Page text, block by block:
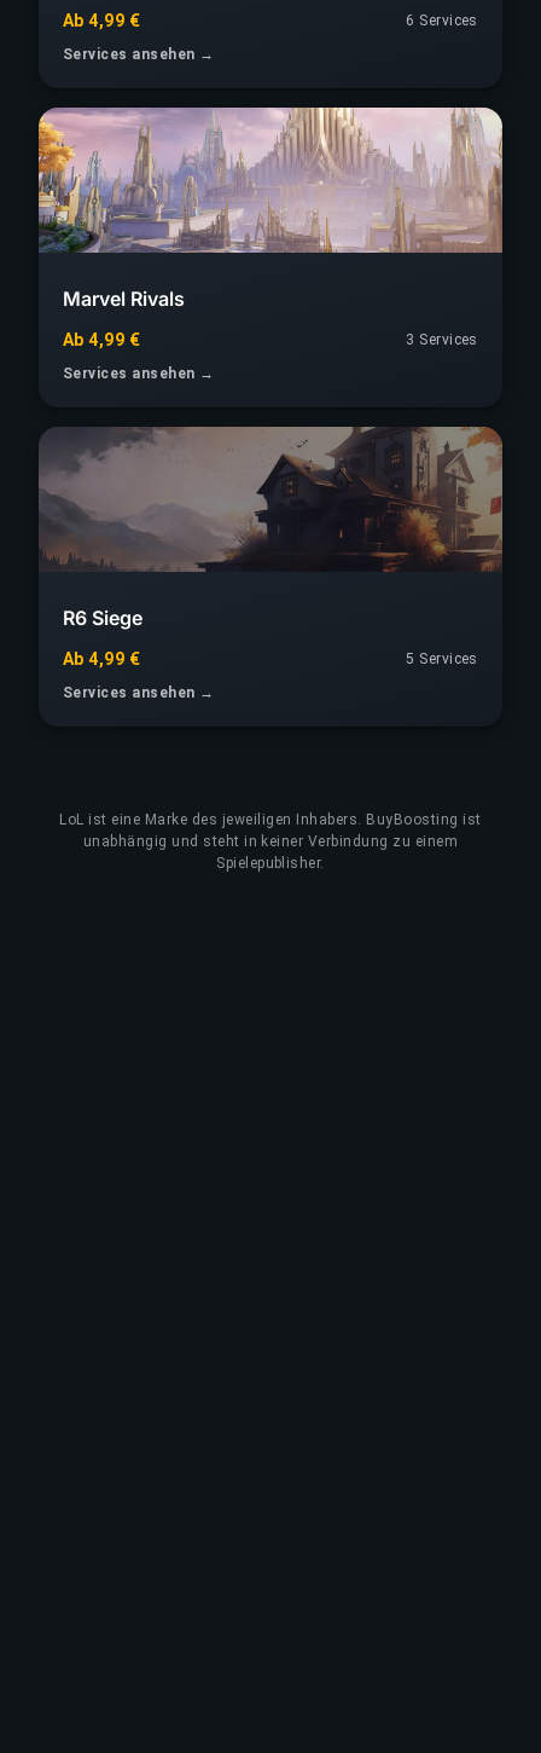
Ab 4,99 €
6 Services
Services ansehen →
Marvel Rivals
Ab 4,99 €
3 Services
Services ansehen →
R6 Siege
Ab 4,99 €
5 Services
Services ansehen →
LoL
ist eine Marke des jeweiligen Inhabers. BuyBoosting ist
unabhängig und steht in keiner Verbindung zu einem
Spielepublisher.